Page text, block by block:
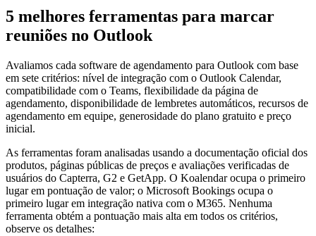
5 melhores ferramentas para marcar
reuniões no Outlook
Avaliamos cada software de agendamento para Outlook com base
em sete critérios: nível de integração com o Outlook Calendar,
compatibilidade com o Teams, flexibilidade da página de
agendamento, disponibilidade de lembretes automáticos, recursos de
agendamento em equipe, generosidade do plano gratuito e preço
inicial.
As ferramentas foram analisadas usando a documentação oficial dos
produtos, páginas públicas de preços e avaliações verificadas de
usuários do Capterra, G2 e GetApp. O Koalendar ocupa o primeiro
lugar em pontuação de valor; o Microsoft Bookings ocupa o
primeiro lugar em integração nativa com o M365. Nenhuma
ferramenta obtém a pontuação mais alta em todos os critérios,
observe os detalhes: